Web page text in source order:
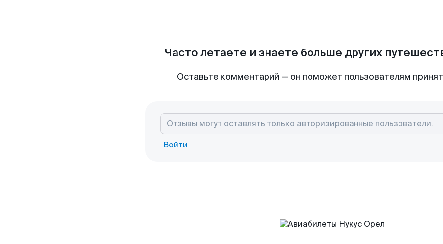
Часто летаете и знаете больше других
Оставьте комментарий — он поможет пользователям
Войти